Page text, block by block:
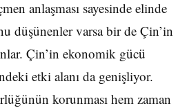
anlaşması sayesinde elinde
düşünenler varsa bir de Çin’in
Çin’in ekonomik gücü
etki alanı da genişliyor.
korunması hem zaman